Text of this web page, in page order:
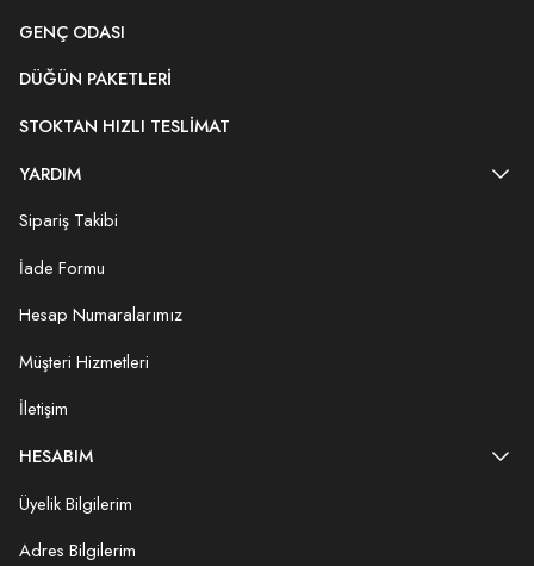
GENÇ ODASI
DÜĞÜN PAKETLERI
STOKTAN HIZLI TESLIMAT
YARDIM
Sipariş Takibi
İade Formu
Hesap Numaralarımız
Müşteri Hizmetleri
İletişim
HESABIM
Üyelik Bilgilerim
Adres Bilgilerim